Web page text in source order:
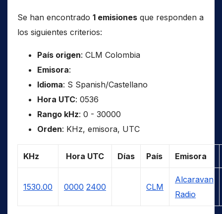
Se han encontrado 1 emisiones que responden a
los siguientes criterios:
País origen: CLM Colombia
Emisora:
Idioma: S Spanish/Castellano
Hora UTC: 0536
Rango kHz: 0 - 30000
Orden: KHz, emisora, UTC
KHz Hora UTC Días País Emisora
1530.00 0000 2400 CLM
Alcaravan
Radio